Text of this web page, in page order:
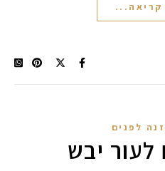
לפנים
לעור יבש